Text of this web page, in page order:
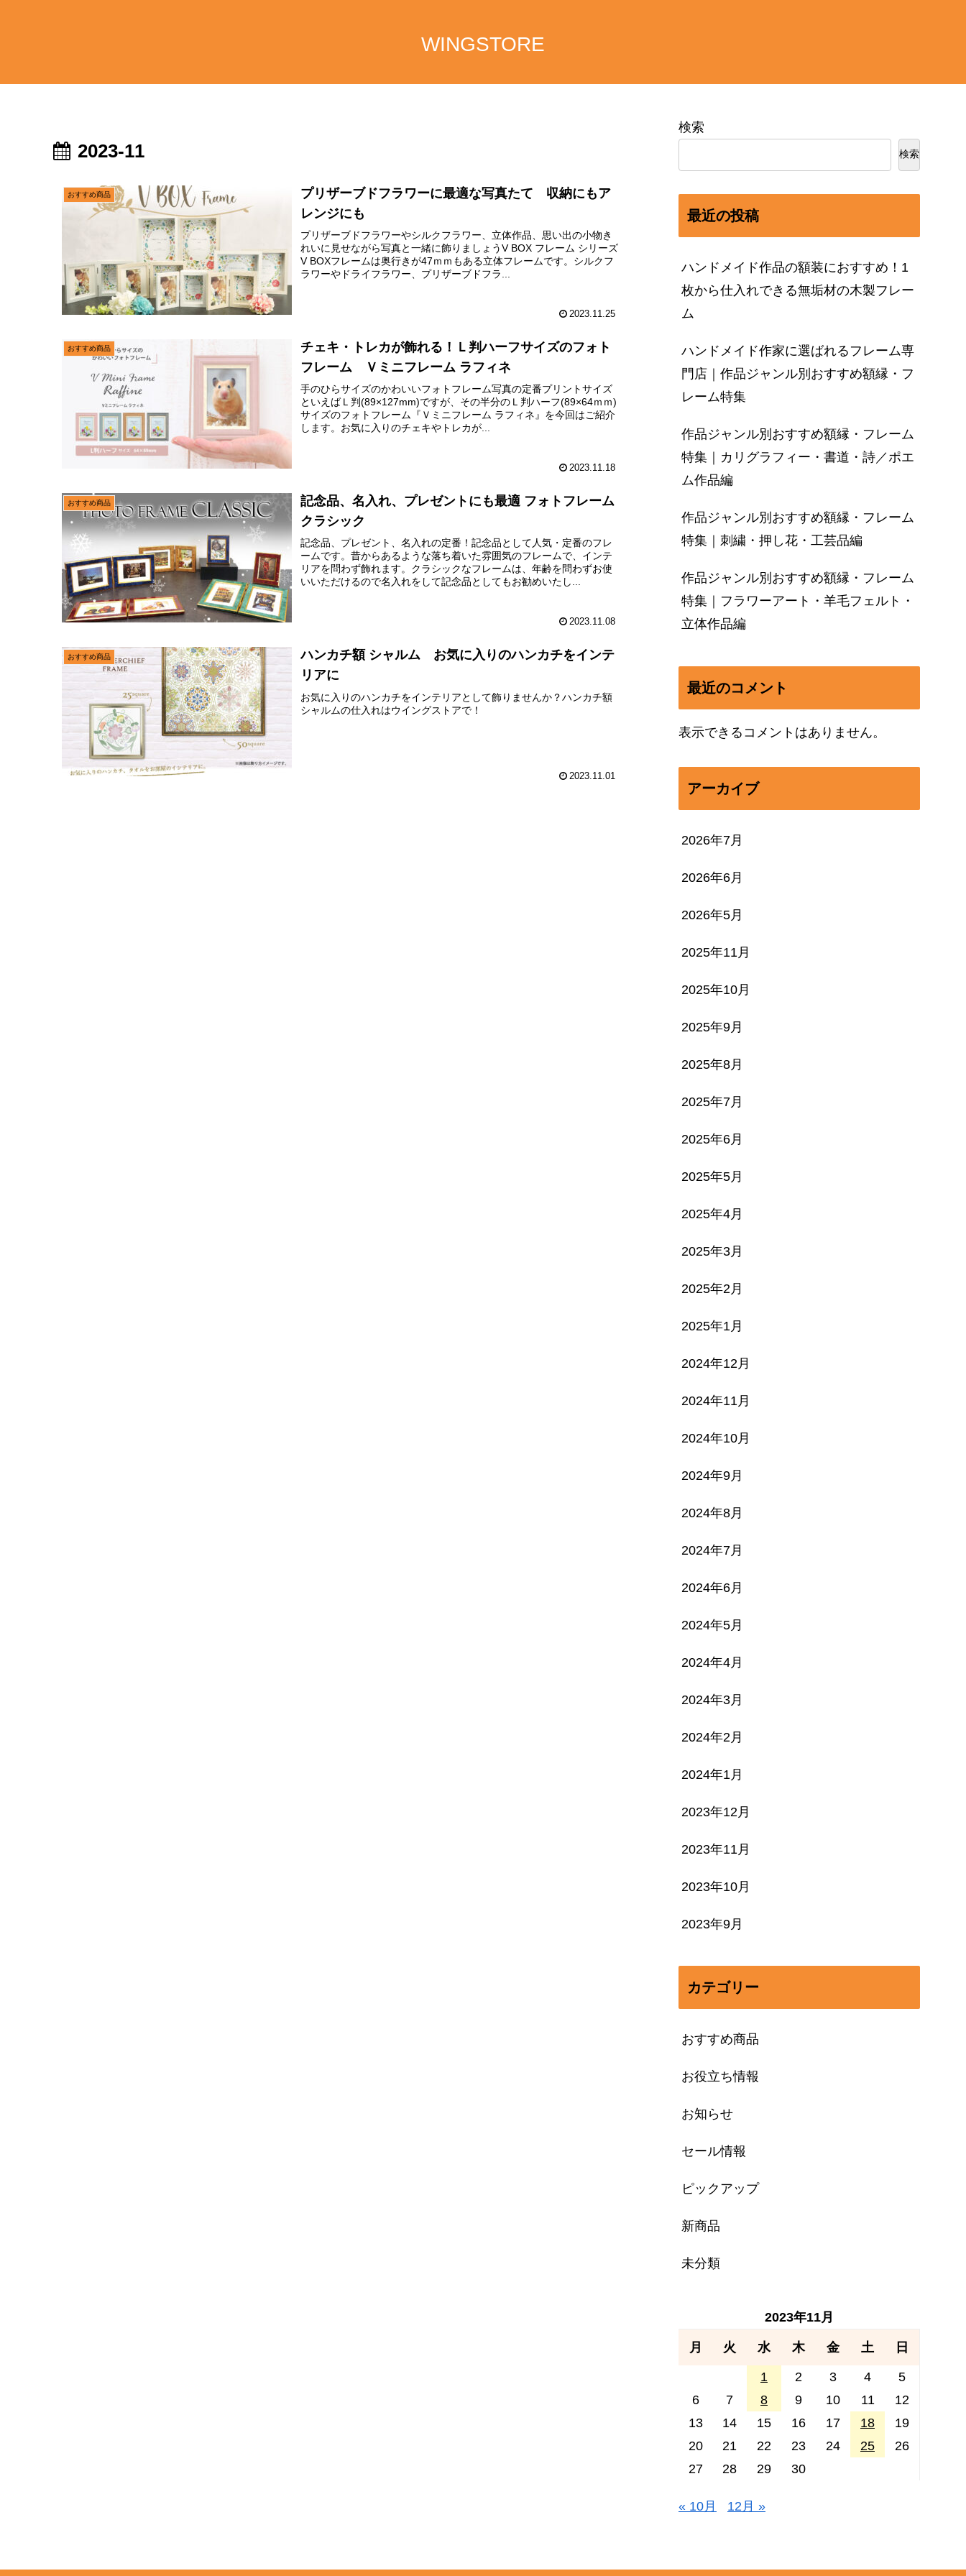
WINGSTORE
2023-11
おすすめ商品
プリザーブドフラワーに最適な写真たて 収納にもア
レンジにも
プリザーブドフラワーやシルクフラワー、立体作品、思い出の小物き
れいに見せながら写真と一緒に飾りましょうV BOX フレーム シリーズ
V BOXフレームは奥行きが47ｍｍもある立体フレームです。シルクフ
ラワーやドライフラワー、プリザーブドフラ...
2023.11.25
おすすめ商品
チェキ・トレカが飾れる！Ｌ判ハーフサイズのフォト
フレーム Ｖミニフレーム ラフィネ
手のひらサイズのかわいいフォトフレーム写真の定番プリントサイズ
といえばＬ判(89×127mm)ですが、その半分のＬ判ハーフ(89×64ｍｍ)
サイズのフォトフレーム『Ｖミニフレーム ラフィネ』を今回はご紹介
します。お気に入りのチェキやトレカが...
2023.11.18
おすすめ商品
記念品、名入れ、プレゼントにも最適 フォトフレーム
クラシック
記念品、プレゼント、名入れの定番！記念品として人気・定番のフレ
ームです。昔からあるような落ち着いた雰囲気のフレームで、インテ
リアを問わず飾れます。クラシックなフレームは、年齢を問わずお使
いいただけるので名入れをして記念品としてもお勧めいたし...
2023.11.08
おすすめ商品
ハンカチ額 シャルム お気に入りのハンカチをインテ
リアに
お気に入りのハンカチをインテリアとして飾りませんか？ハンカチ額
シャルムの仕入れはウイングストアで！
2023.11.01
検索
検索
最近の投稿
ハンドメイド作品の額装におすすめ！1
枚から仕入れできる無垢材の木製フレー
ム
ハンドメイド作家に選ばれるフレーム専
門店｜作品ジャンル別おすすめ額縁・フ
レーム特集
作品ジャンル別おすすめ額縁・フレーム
特集｜カリグラフィー・書道・詩／ポエ
ム作品編
作品ジャンル別おすすめ額縁・フレーム
特集｜刺繍・押し花・工芸品編
作品ジャンル別おすすめ額縁・フレーム
特集｜フラワーアート・羊毛フェルト・
立体作品編
最近のコメント
表示できるコメントはありません。
アーカイブ
2026年7月
2026年6月
2026年5月
2025年11月
2025年10月
2025年9月
2025年8月
2025年7月
2025年6月
2025年5月
2025年4月
2025年3月
2025年2月
2025年1月
2024年12月
2024年11月
2024年10月
2024年9月
2024年8月
2024年7月
2024年6月
2024年5月
2024年4月
2024年3月
2024年2月
2024年1月
2023年12月
2023年11月
2023年10月
2023年9月
カテゴリー
おすすめ商品
お役立ち情報
お知らせ
セール情報
ピックアップ
新商品
未分類
2023年11月
月 火 水 木 金 土 日
1 2 3 4
5
6
7 8 9 10 11
12
13
14 15 16 17 18
19
20
21 22 23 24 25
26
27
28 29 30
« 10月 12月 »